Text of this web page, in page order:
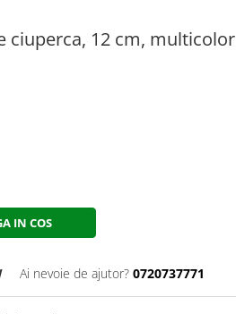
ciuperca, 12 cm, multicolor
IN COS
Ai nevoie de ajutor? 0720737771